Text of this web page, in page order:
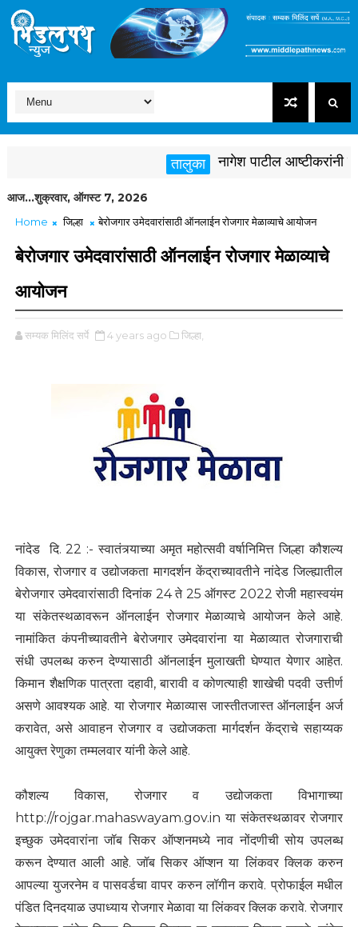
तालुका नागेश पाटील आष्टीकरांनी
आज...शुक्रवार, ऑगस्ट 7, 2026
Home जिल्हा बेरोजगार उमेदवारांसाठी ऑनलाईन रोजगार मेळाव्याचे आयोजन
बेरोजगार उमेदवारांसाठी ऑनलाईन रोजगार मेळाव्याचे
आयोजन
सम्यक मिलिंद सर्पे 4 years ago जिल्हा,
नांदेड दि. 22 :- स्वातंत्र्याच्या अमृत महोत्सवी वर्षानिमित्त जिल्हा कौशल्य
विकास, रोजगार व उद्योजकता मागदर्शन केंद्राच्यावतीने नांदेड जिल्ह्यातील
बेरोजगार उमेदवारांसाठी दिनांक 24 ते 25 ऑगस्ट 2022 रोजी महास्वयंम
या संकेतस्थळावरून ऑनलाईन रोजगार मेळाव्याचे आयोजन केले आहे.
नामांकित कंपनीच्यावतीने बेरोजगार उमेदवारांना या मेळाव्यात रोजगाराची
संधी उपलब्ध करुन देण्यासाठी ऑनलाईन मुलाखती घेण्यात येणार आहेत.
किमान शैक्षणिक पात्रता दहावी, बारावी व कोणत्याही शाखेची पदवी उत्तीर्ण
असणे आवश्यक आहे. या रोजगार मेळाव्यास जास्तीतजास्त ऑनलाईन अर्ज
करावेत, असे आवाहन रोजगार व उद्योजकता मार्गदर्शन केंद्राचे सहाय्यक
आयुक्त रेणुका तम्मलवार यांनी केले आहे.
कौशल्य विकास, रोजगार व उद्योजकता विभागाच्या
http://rojgar.mahaswayam.gov.in या संकेतस्थळावर रोजगार
इच्छुक उमेदवारांना जॉब सिकर ऑप्शनमध्ये नाव नोंदणीची सोय उपलब्ध
करून देण्यात आली आहे. जॉब सिकर ऑप्शन या लिंकवर क्लिक करुन
आपल्या युजरनेम व पासवर्डचा वापर करुन लॉगीन करावे. प्रोफाईल मधील
पंडित दिनदयाळ उपाध्याय रोजगार मेळावा या लिंकवर क्लिक करावे. रोजगार